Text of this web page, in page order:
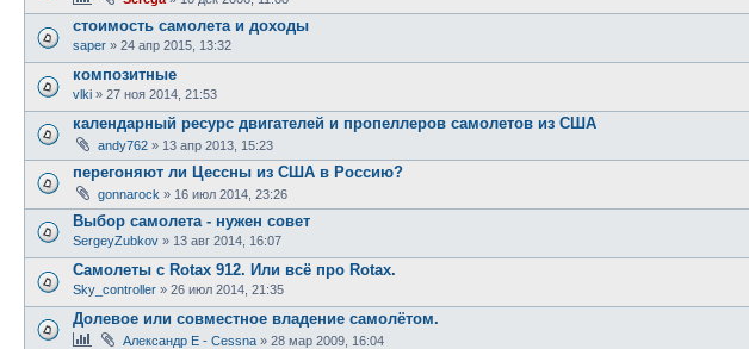
стоимость самолета и доходы
saper » 24 апр 2015, 13:32
композитные
vlki » 27 ноя 2014, 21:53
календарный ресурс двигателей и пропеллеров самолетов из США
andy762 » 13 апр 2013, 15:23
перегоняют ли Цессны из США в Россию?
gonnarock » 16 июл 2014, 23:26
Выбор самолета - нужен совет
SergeyZubkov » 13 авг 2014, 16:07
Самолеты с Rotax 912. Или всё про Rotax.
Sky_controller » 26 июл 2014, 21:35
Долевое или совместное владение самолётом.
Александр E - Cessna » 28 мар 2009, 16:04